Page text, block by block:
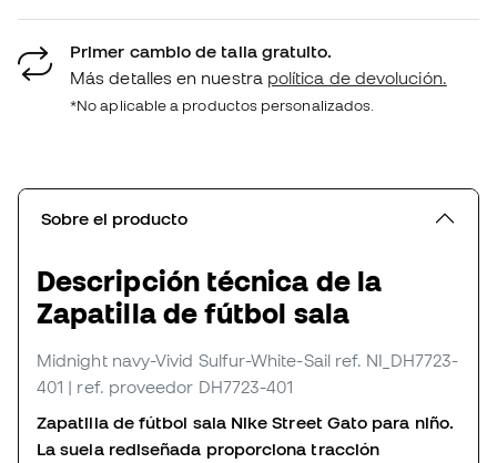
Primer cambio de talla gratuito.
Más detalles en nuestra política de devolución.
*No aplicable a productos personalizados.
Sobre el producto
Descripción técnica de la
Zapatilla de fútbol sala
Midnight navy-Vivid Sulfur-White-Sail ref. NI_DH7723-
401 | ref. proveedor DH7723-401
Zapatilla de fútbol sala Nike Street Gato para niño.
La suela rediseñada proporciona tracción